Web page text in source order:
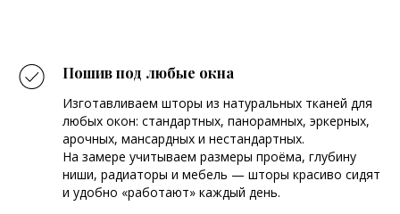
Пошив под любые окна
Изготавливаем шторы из натуральных тканей для
любых окон: стандартных, панорамных, эркерных,
арочных, мансардных и нестандартных.
На замере учитываем размеры проёма, глубину
ниши, радиаторы и мебель — шторы красиво сидят
и удобно «работают» каждый день.